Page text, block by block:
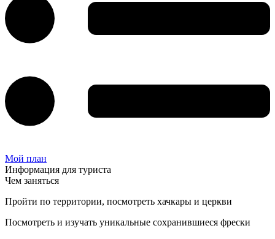
Мой план
Информация для туриста
Чем заняться
Пройти по территории, посмотреть хачкары и церкви
Посмотреть и изучать уникальные сохранившиеся фрески